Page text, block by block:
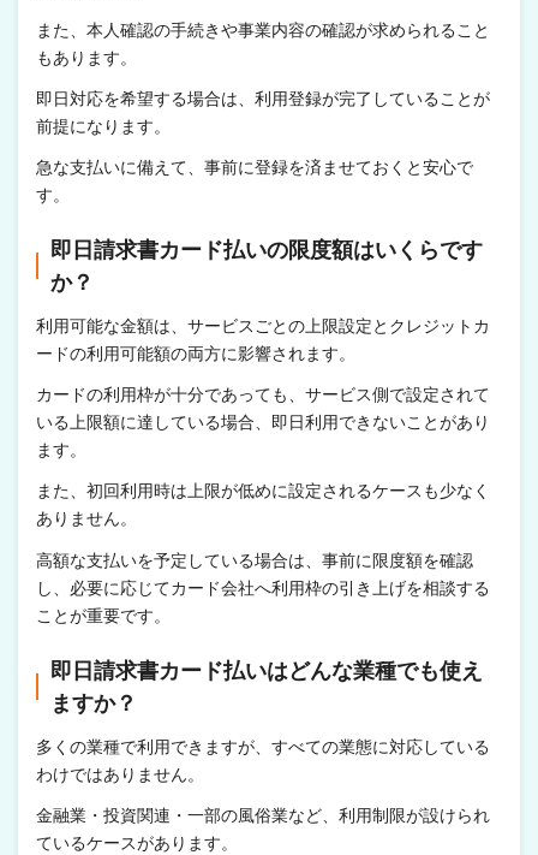
また、本人確認の手続きや事業内容の確認が求められること
もあります。
即日対応を希望する場合は、利用登録が完了していることが
前提になります。
急な支払いに備えて、事前に登録を済ませておくと安心で
す。
即日請求書カード払いの限度額はいくらです
か？
利用可能な金額は、サービスごとの上限設定とクレジットカ
ードの利用可能額の両方に影響されます。
カードの利用枠が十分であっても、サービス側で設定されて
いる上限額に達している場合、即日利用できないことがあり
ます。
また、初回利用時は上限が低めに設定されるケースも少なく
ありません。
高額な支払いを予定している場合は、事前に限度額を確認
し、必要に応じてカード会社へ利用枠の引き上げを相談する
ことが重要です。
即日請求書カード払いはどんな業種でも使え
ますか？
多くの業種で利用できますが、すべての業態に対応している
わけではありません。
金融業・投資関連・一部の風俗業など、利用制限が設けられ
ているケースがあります。